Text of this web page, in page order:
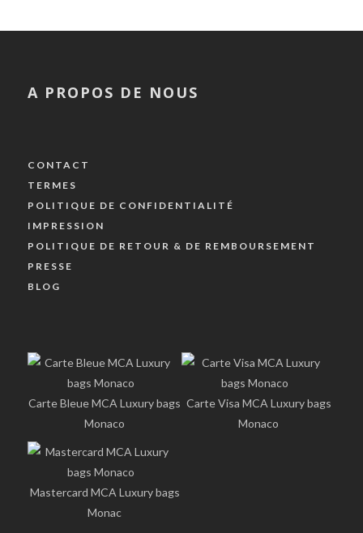
A PROPOS DE NOUS
CONTACT
TERMES
POLITIQUE DE CONFIDENTIALITÉ
IMPRESSION
POLITIQUE DE RETOUR & DE REMBOURSEMENT
PRESSE
BLOG
Carte Bleue MCA Luxury bags
Monaco
Carte Visa MCA Luxury bags
Monaco
Mastercard MCA Luxury bags
Monac